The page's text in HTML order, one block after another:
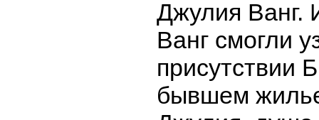
Джулия Ванг.
Ванг смогли
присутствии
бывшем